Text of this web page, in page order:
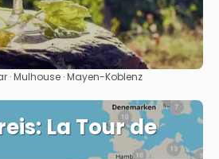
See
· Mulhouse · Mayen-Koblenz
La Tour de